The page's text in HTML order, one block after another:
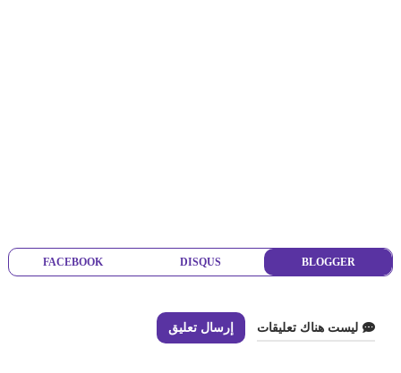
BLOGGER
DISQUS
FACEBOOK
ليست هناك تعليقات إرسال تعليق